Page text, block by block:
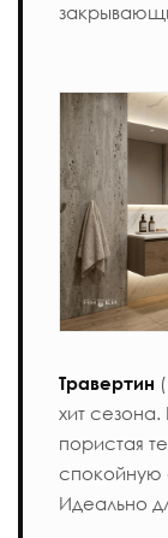
Травертин
хит сезона.
пористая
спокойную
Идеально